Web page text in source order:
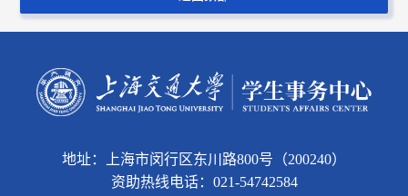
地址：上海市闵行区东川路800号（200240）
资助热线电话：021-54742584